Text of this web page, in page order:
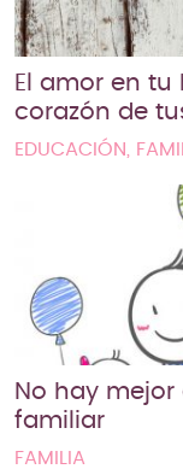
El amor en tu
corazón de
EDUCACIÓN,
No hay
familiar
FAMILIA